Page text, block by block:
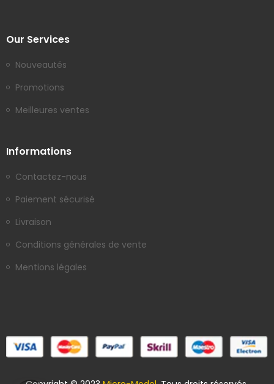
Our Services
Nouveautés
Promotions
Meilleures ventes
Informations
Contactez-nous
Paiement sécurisé
Livraison
Conditions générales de vente
Mentions légales